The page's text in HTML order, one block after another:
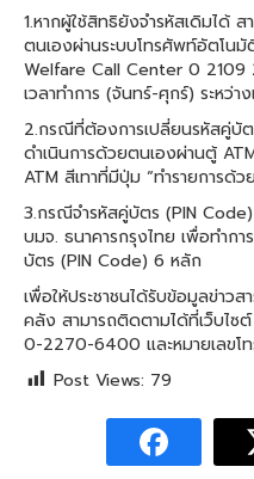
1.หากผู้ใช้สิทธิยังจำรหัสเดิมได้
ตนเองผ่านระบบโทรศัพท์อัตโ
Welfare Call Center 0 2109
เวลาทำการ (จันทร์-ศุกร์) ระหว่า
2.กรณีที่ต้องการเปลี่ยนรหัสคู่บั
ดำเนินการด้วยตนเองผ่านตู้
ATM สีเทาที่มีปุ่ม “ทำรายการด้ว
3.กรณีจำรหัสคู่บัตร (PIN
บมจ. ธนาคารกรุงไทย เพื่อทำ
บัตร (PIN Code) 6 หลัก
เพื่อให้ประชาชนได้รับข้อมูลข่าว
คลัง สามารถติดตามได้ที่เว็บไ
0-2270-6400 และหมายเลข
Post Views: 79